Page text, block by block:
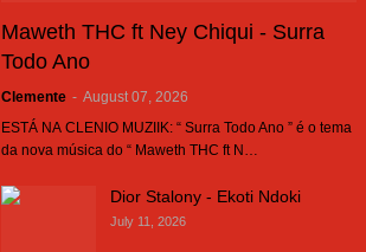
Maweth THC ft Ney Chiqui - Surra
Todo Ano
Clemente - August 07, 2026
ESTÁ NA CLENIO MUZIIK: “ Surra Todo Ano ” é o tema
da nova música do “ Maweth THC ft N…
Dior Stalony - Ekoti Ndoki
July 11, 2026